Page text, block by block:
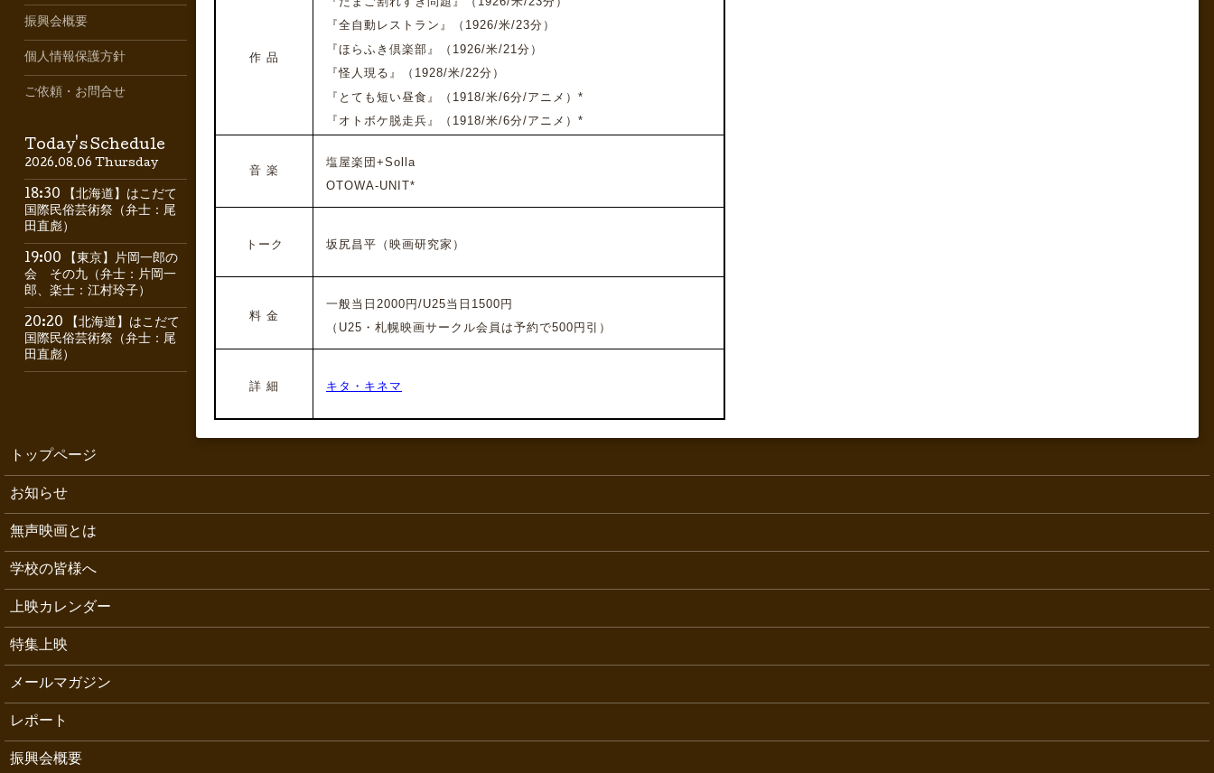
作 品
『全自動レストラン』
（1926/米/23分）
『ほらふき倶楽部』
（1926/米/21分）
『怪人現る』
（1928/米/22分）
『とても短い昼食』
（1918/米/6分/アニメ）*
『オトボケ脱走兵』
（1918/米/6分/アニメ）*
音 楽
塩屋楽団+Solla
OTOWA-UNIT*
トーク 坂尻昌平（映画研究家）
料 金
一般当日2000円/U25当日1500円
（U25・札幌映画サークル会員は予約で500円引）
詳 細 キタ・キネマ
振興会概要
個人情報保護方針
ご依頼・お問合せ
Today's Schedule
2026.08.06 Thursday
18:30 【北海道】はこだて
国際民俗芸術祭（弁士：尾
田直彪）
19:00 【東京】片岡一郎の
会 その九（弁士：片岡一
郎、楽士：江村玲子）
20:20 【北海道】はこだて
国際民俗芸術祭（弁士：尾
田直彪）
トップページ
お知らせ
無声映画とは
学校の皆様へ
上映カレンダー
特集上映
メールマガジン
レポート
振興会概要